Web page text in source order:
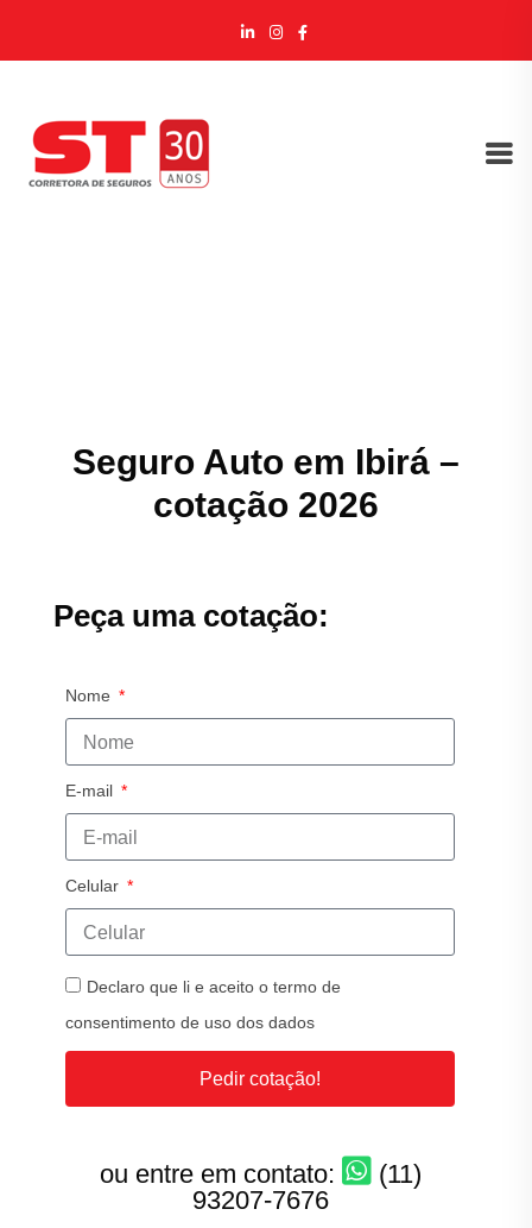
Seguro Auto em Ibirá –
cotação 2026
Peça uma cotação:
Nome
E-mail
Celular
Declaro que li e aceito o termo de
consentimento de uso dos dados
Pedir cotação!
ou entre em contato:
(11)
93207-7676